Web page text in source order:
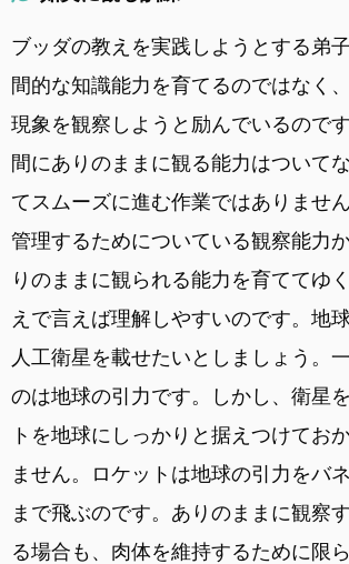
ブッダの教えを実践しようとする弟
間的な知識能力を育てるのではなく
現象を観察しようと励んでいるので
間にありのままに観る能力はついて
てスムーズに進む作業ではありませ
管理するためについている観察能力
りのままに観られる能力を育ててゆ
えで言えば理解しやすいのです。地
人工衛星を載せたいとしましょう。
のは地球の引力です。しかし、衛星
トを地球にしっかりと据えつけてお
ません。ロケットは地球の引力をバ
まで飛ぶのです。ありのままに観察
る場合も、肉体を維持するために限